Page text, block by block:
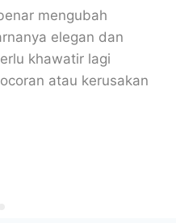
mengubah
elegan dan
khawatir lagi
atau kerusakan